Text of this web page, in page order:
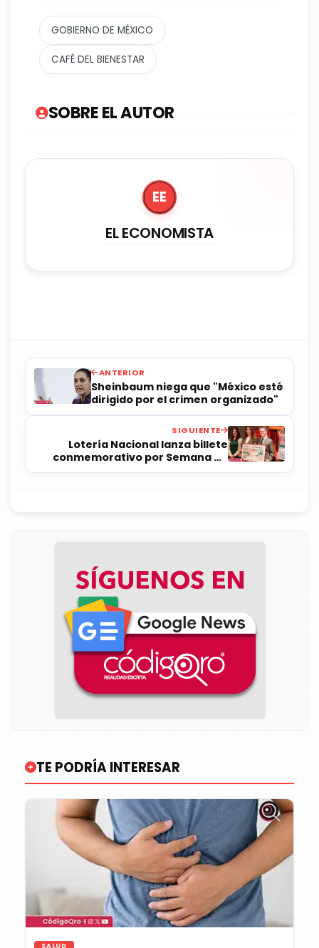
GOBIERNO DE MÉXICO
CAFÉ DEL BIENESTAR
SOBRE EL AUTOR
EE
EL ECONOMISTA
ANTERIOR
Sheinbaum niega que "México esté
dirigido por el crimen organizado"
SIGUIENTE
Lotería Nacional lanza billete
conmemorativo por Semana de
Salud Pública
TE PODRÍA INTERESAR
SALUD